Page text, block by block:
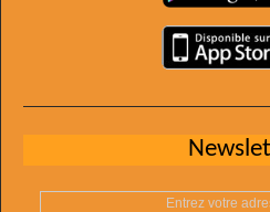
Entrez votre